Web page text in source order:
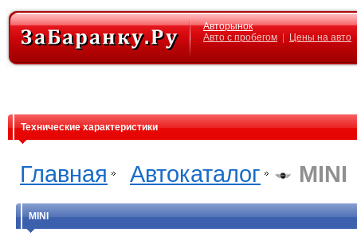
Авторынок
Авто с пробегом
Цены на авто
Технические характеристики
Главная Автокаталог MINI
MINI